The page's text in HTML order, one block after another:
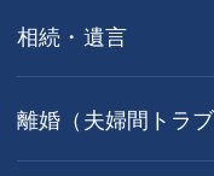
相続・遺言
離婚（夫婦間トラブ